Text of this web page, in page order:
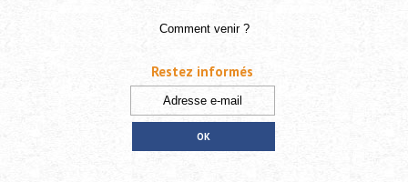
Comment venir ?
Restez informés